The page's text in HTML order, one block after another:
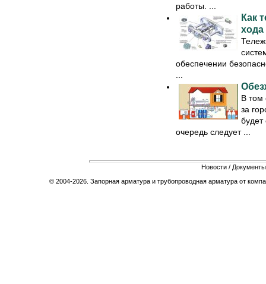
работы. ...
Как
хода
обеспечении
В том
за
будет
очередь следует ...
Новости / Документы
© 2004-2026. Запорная арматура и трубопроводная арматура от